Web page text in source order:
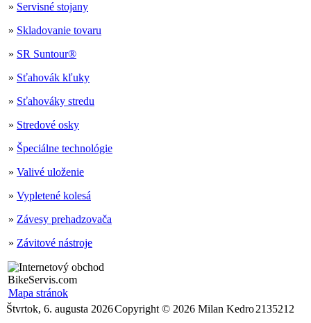
» Servisné stojany
» Skladovanie tovaru
» SR Suntour®
» Sťahovák kľuky
» Sťahováky stredu
» Stredové osky
» Špeciálne technológie
» Valivé uloženie
» Vypletené kolesá
» Závesy prehadzovača
» Závitové nástroje
Mapa stránok
Štvrtok, 6. augusta 2026Copyright © 2026 Milan Kedro2135212